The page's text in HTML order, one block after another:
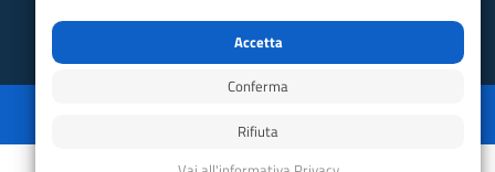
Powered by GRUPPO YEC
Accetta
Conferma
Rifiuta